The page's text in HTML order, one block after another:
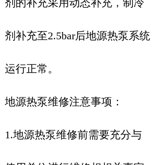
剂的补充采用动态补充，制冷
剂补充至2.5bar后地源热泵系统
运行正常。
地源热泵维修注意事项：
1.地源热泵维修前需要充分与